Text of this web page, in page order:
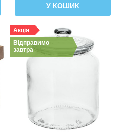
У КОШИК
Акція
Відправимо
завтра